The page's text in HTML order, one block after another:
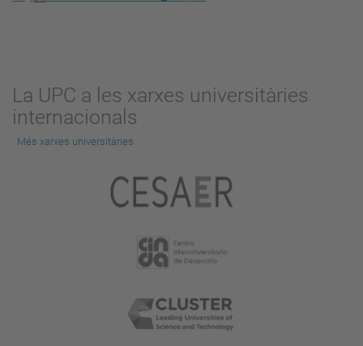
La UPC a les xarxes universitàries
internacionals
Més xarxes universitàries